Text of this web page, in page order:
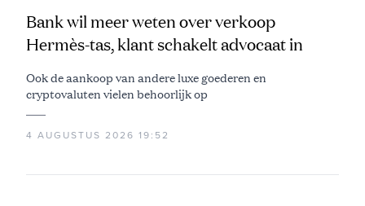
Bank wil meer weten over verkoop
Hermès-tas, klant schakelt advocaat in
Ook de aankoop van andere luxe goederen en
cryptovaluten vielen behoorlijk op
4 AUGUSTUS 2026 19:52